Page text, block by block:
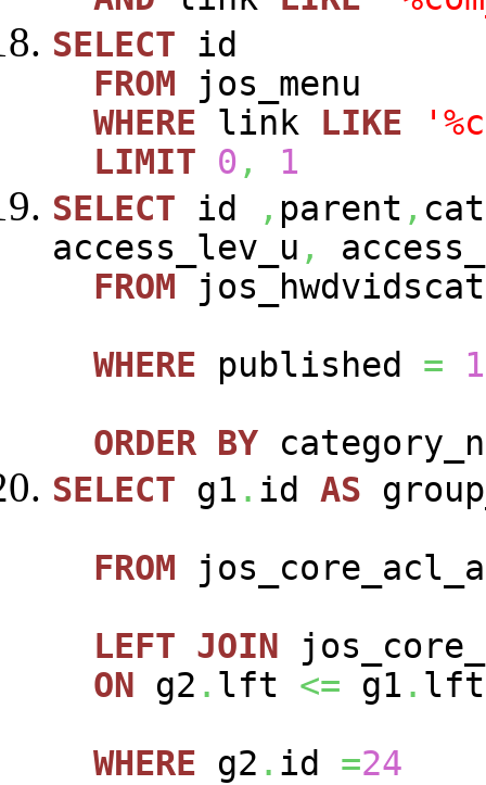
SELECT id
FROM jos_menu
WHERE link LIKE
LIMIT
0 ,
1
SELECT id , parent ,
access_lev_u ,
FROM
WHERE published =
1
ORDER BY
SELECT g1 . id AS
FROM
LEFT JOIN
ON g2 . lft <= g1 . lft
WHERE g2 . id =24